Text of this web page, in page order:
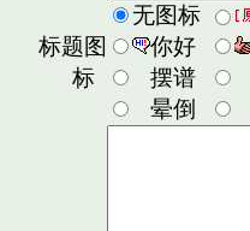
标题图
标
无图标
你好
摆谱
晕倒